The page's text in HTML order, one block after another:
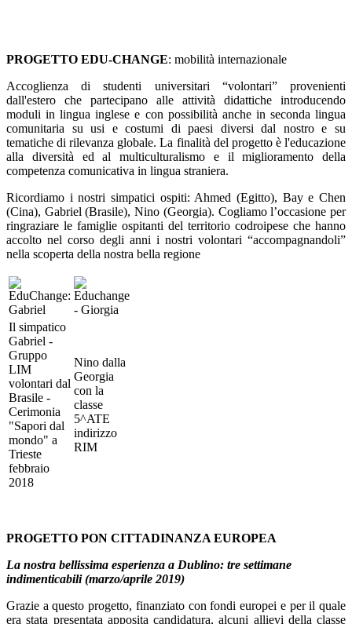
PROGETTO EDU-CHANGE: mobilità internazionale
Accoglienza di studenti universitari “volontari” provenienti
dall'estero che partecipano alle attività didattiche introducendo
moduli in lingua inglese e con possibilità anche in seconda lingua
comunitaria su usi e costumi di paesi diversi dal nostro e su
tematiche di rilevanza globale. La finalità del progetto è l'educazione
alla diversità ed al multiculturalismo e il miglioramento della
competenza comunicativa in lingua straniera.
Ricordiamo i nostri simpatici ospiti: Ahmed (Egitto), Bay e Chen
(Cina), Gabriel (Brasile), Nino (Georgia). Cogliamo l’occasione per
ringraziare le famiglie ospitanti del territorio codroipese che hanno
accolto nel corso degli anni i nostri volontari “accompagnandoli”
nella scoperta della nostra bella regione
Il simpatico
Gabriel -
Gruppo
LIM
volontari dal
Brasile -
Cerimonia
"Sapori dal
mondo" a
Trieste
febbraio
2018
Nino dalla
Georgia
con la
classe
5^ATE
indirizzo
RIM
PROGETTO PON CITTADINANZA EUROPEA
La nostra bellissima esperienza a Dublino: tre settimane
indimenticabili (marzo/aprile 2019)
Grazie a questo progetto, finanziato con fondi europei e per il quale
era stata presentata apposita candidatura, alcuni allievi della classe